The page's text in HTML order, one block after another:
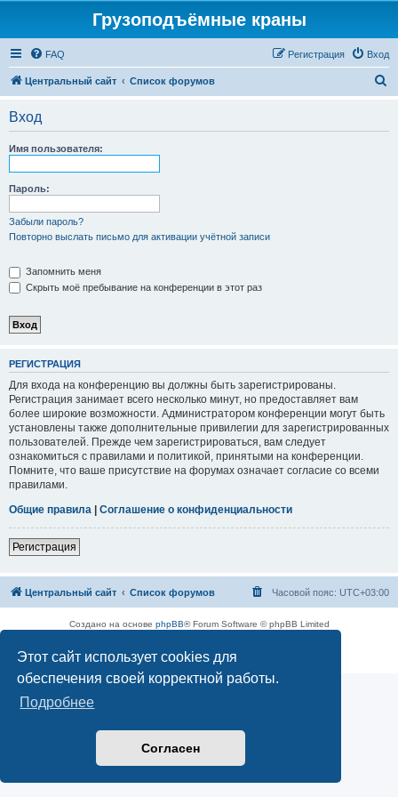
Этот сайт использует cookies для
обеспечения своей корректной работы.
Подробнее
Согласен
Грузоподъёмные краны
FAQ Вход
Регистрация
Центральный сайт Список форумов
Вход
Имя пользователя:
Пароль:
Забыли пароль?
Повторно выслать письмо для активации учётной записи
Запомнить меня
Скрыть моё пребывание на конференции в этот раз
РЕГИСТРАЦИЯ
Для входа на конференцию вы должны быть зарегистрированы.
Регистрация занимает всего несколько минут, но предоставляет вам
более широкие возможности. Администратором конференции могут быть
установлены также дополнительные привилегии для зарегистрированных
пользователей. Прежде чем зарегистрироваться, вам следует
ознакомиться с правилами и политикой, принятыми на конференции.
Помните, что ваше присутствие на форумах означает согласие со всеми
правилами.
Общие правила | Соглашение о конфиденциальности
Регистрация
Центральный сайт Список форумов Часовой пояс: UTC+03:00
Создано на основе phpBB® Forum Software © phpBB Limited
Конфиденциальность|Правила